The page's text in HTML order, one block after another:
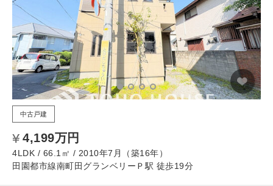
中古戸建
4,199万円
4LDK / 66.1㎡ / 2010年7月（築16年）
田園都市線南町田グランベリーＰ駅 徒歩19分